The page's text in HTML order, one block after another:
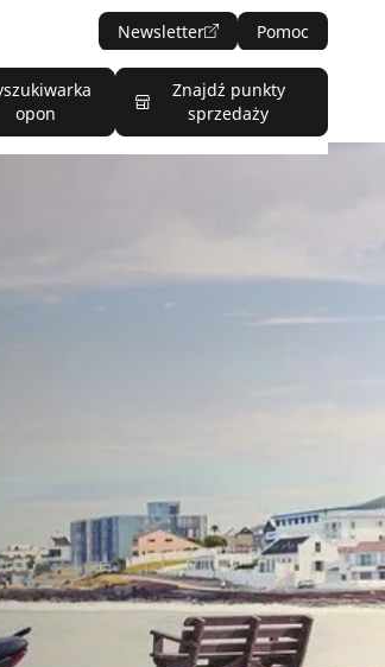
Newsletter Pomoc
opon
Znajdź punkty
sprzedaży